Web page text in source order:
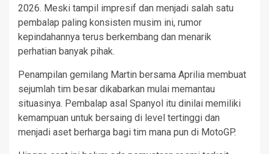
2026. Meski tampil impresif dan menjadi salah satu
pembalap paling konsisten musim ini, rumor
kepindahannya terus berkembang dan menarik
perhatian banyak pihak.
Penampilan gemilang Martin bersama Aprilia membuat
sejumlah tim besar dikabarkan mulai memantau
situasinya. Pembalap asal Spanyol itu dinilai memiliki
kemampuan untuk bersaing di level tertinggi dan
menjadi aset berharga bagi tim mana pun di MotoGP.